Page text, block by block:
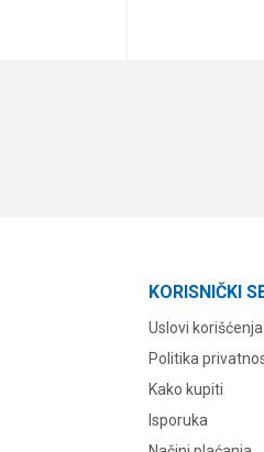
KORISNIČKI
Uslovi
Politika
Kako kupiti
Isporuka